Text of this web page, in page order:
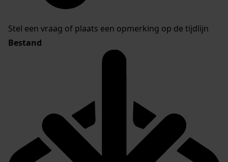
Stel een vraag of plaats een opmerking op de tijdlijn
Bestand